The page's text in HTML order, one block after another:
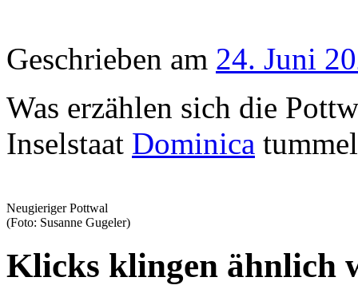
Geschrieben am 24. Juni
Was erzählen sich die
Inselstaat Dominica
Neugieriger Pottwal
(Foto: Susanne Gugeler)
Klicks klingen ähnlich